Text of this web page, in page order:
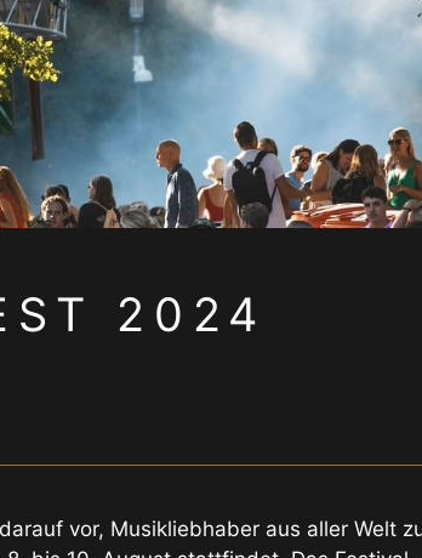
2024
vor, Musikliebhaber aus aller Welt